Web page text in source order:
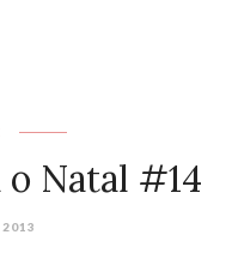
Natal #14